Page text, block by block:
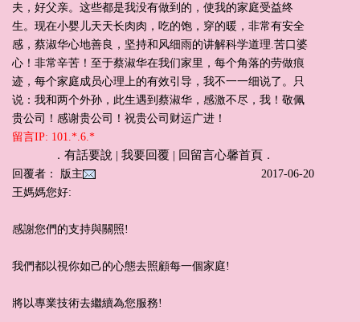
夫，好父亲。这些都是我没有做到的，使我的家庭受益终
生。现在小婴儿天天长肉肉，吃的饱，穿的暖，非常有安全
感，蔡淑华心地善良，坚持和风细雨的讲解科学道理.苦口婆
心！非常辛苦！至于蔡淑华在我们家里，每个角落的劳做痕
迹，每个家庭成员心理上的有效引导，我不一一细说了。只
说：我和两个外孙，此生遇到蔡淑华，感激不尽，我！敬佩
贵公司！感谢贵公司！祝贵公司财运广进！
留言IP: 101.*.6.*
． 有話要說 | 我要回覆 | 回留言心馨首頁 ．
回覆者： 版主
2017-06-20
王媽媽您好:
感謝您們的支持與關照!
我們都以視你如己的心態去照顧每一個家庭!
將以專業技術去繼續為您服務!